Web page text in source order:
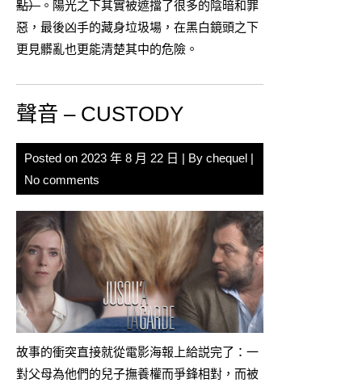
點） 。陽光之下其實被遮擋了很多的陰暗和罪
惡，最後凶手的藏身垃圾場，在黑白鏡頭之下
更見髒亂也更能清楚其中的危險。
聲音 – CUSTODY
Posted on 2023 年 8 月 22 日 | By chequel |
No comments
故事的衝突直接就從電影海報上給説完了：一
對父母為他們的兒子撫養權而爭鋒相對，而被